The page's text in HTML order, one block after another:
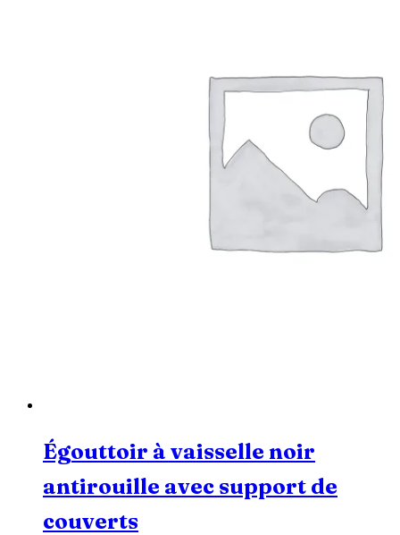
Égouttoir à vaisselle noir
antirouille avec support de
couverts